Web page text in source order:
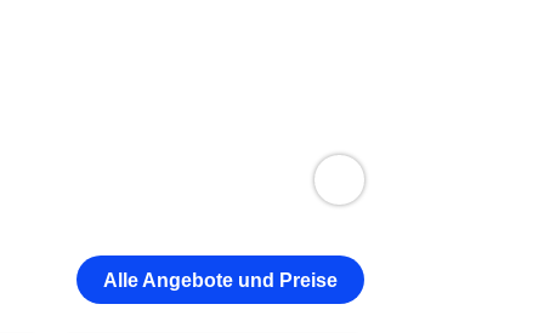
Alle Angebote und Preise